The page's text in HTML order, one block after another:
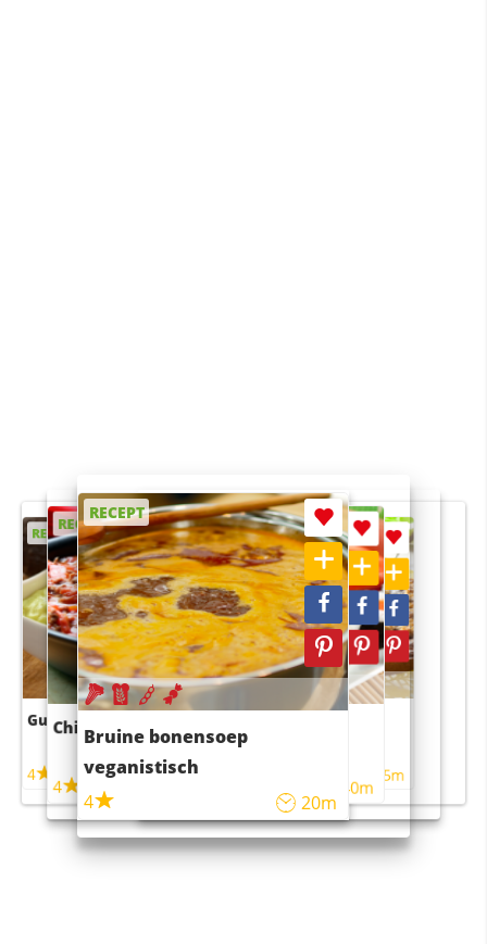
RECEPT
Guacamole
4
RECEPT
Chili con carne
4 45m
RECEPT
Bruine bonensoep
veganistisch
4
20m
RECEPT
Sushi rijstsalade
maaltijdsalade
40m
RECEPT
4 55m